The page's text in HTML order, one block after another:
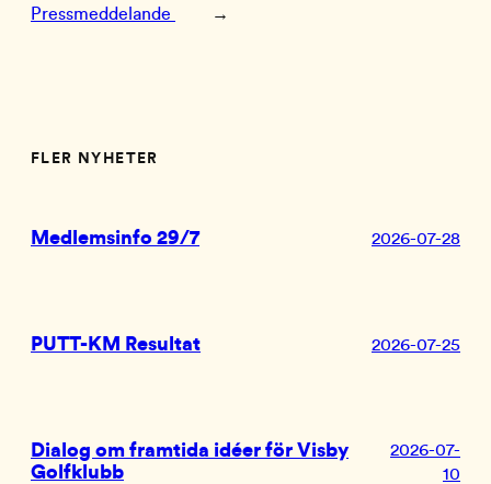
Pressmeddelande
→
FLER NYHETER
Medlemsinfo 29/7 2026-07-28
PUTT-KM Resultat 2026-07-25
Dialog om framtida idéer för Visby
Golfklubb
2026-07-
10